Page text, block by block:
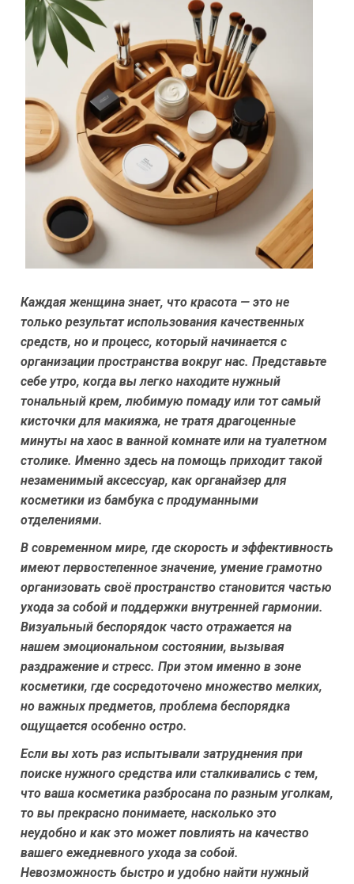
Каждая женщина знает, что красота — это не
только результат использования качественных
средств, но и процесс, который начинается с
организации пространства вокруг нас. Представьте
себе утро, когда вы легко находите нужный
тональный крем, любимую помаду или тот самый
кисточки для макияжа, не тратя драгоценные
минуты на хаос в ванной комнате или на туалетном
столике. Именно здесь на помощь приходит такой
незаменимый аксессуар, как органайзер для
косметики из бамбука с продуманными
отделениями.
В современном мире, где скорость и эффективность
имеют первостепенное значение, умение грамотно
организовать своё пространство становится частью
ухода за собой и поддержки внутренней гармонии.
Визуальный беспорядок часто отражается на
нашем эмоциональном состоянии, вызывая
раздражение и стресс. При этом именно в зоне
косметики, где сосредоточено множество мелких,
но важных предметов, проблема беспорядка
ощущается особенно остро.
Если вы хоть раз испытывали затруднения при
поиске нужного средства или сталкивались с тем,
что ваша косметика разбросана по разным уголкам,
то вы прекрасно понимаете, насколько это
неудобно и как это может повлиять на качество
вашего ежедневного ухода за собой.
Невозможность быстро и удобно найти нужный